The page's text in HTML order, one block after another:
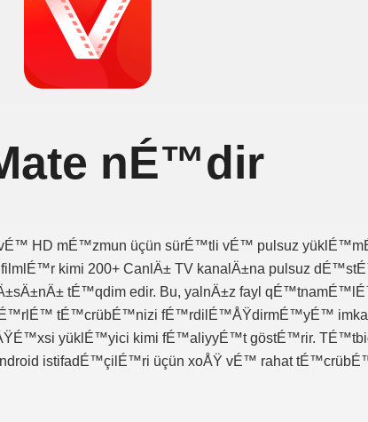
nÉ™dir
HD mÉ™zmun üçün sürÉ™tli vÉ™ pulsuz
kimi 200+ CanlÄ± TV kanalÄ±na pulsuz
tÉ™qdim edir. Bu, yalnÄ±z fayl
tÉ™crübÉ™nizi fÉ™rdilÉ™ÅŸdirmÉ™yÉ™
yüklÉ™yici kimi fÉ™aliyyÉ™t göstÉ™rir.
istifadÉ™çilÉ™ri üçün xoÅŸ vÉ™ rahat